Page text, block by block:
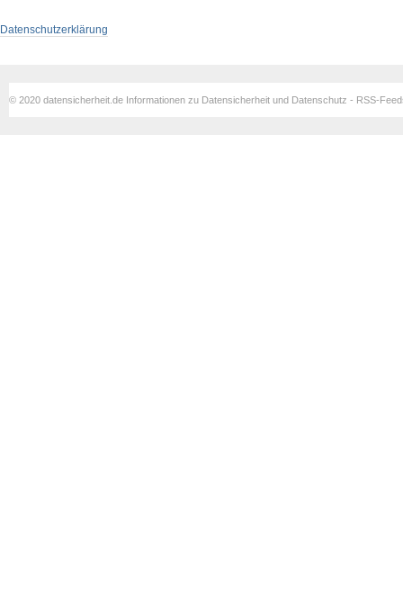
Datenschutzerklärung
© 2020 datensicherheit.de Informationen zu Datensicherheit und Datenschutz - RSS-